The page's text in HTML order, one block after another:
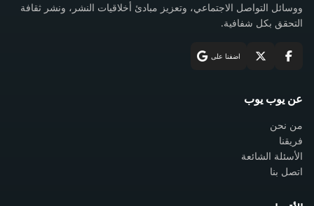
ووسائل التواصل الاجتماعي، وتعزيز مبادئ أخلاقيات النشر، ونشر ثقافة
التحقق بكل شفافية.
اضفنا على
عن يوب يوب
من نحن
فريقنا
الأسئلة الشائعة
اتصل بنا